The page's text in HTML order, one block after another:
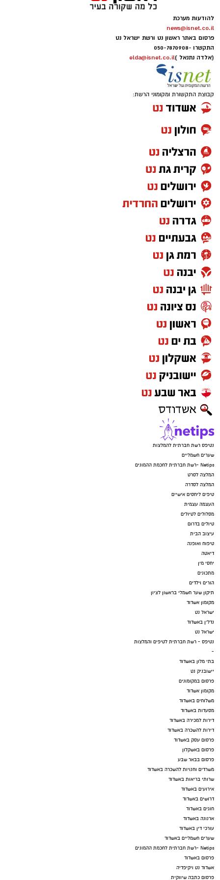
להודעות מערכת
news@isnet.co.il
פרסום באתר ראשון נט ורשת ישראל נט
התקשרו -050-7870908
(אלדה נתנאל )elda@isnet.co.il
קבוצת התקשורת ומקומוני הרשת:
נטיפס רשת חברתית להמלצות
שערים חשמליים
Netips -רשת חברתית לחכמת ההמונים
המלצה לסרט
המלצה לסדרה
טיפים ליחסים אישיים
העצמה עצמית
מסלולים לטיולים
טיולים בדרום
עיצוב הבית
טיפוח ואופנה
דיאטה
יחסי מין
מתכונים
הורים וילדים
תיקון שער חשמלי בראשון לציון
מקומון אשדוד
ישראל נט
נדל"ן באשדוד
ישראל נט
נטיפס - רשת חברתית לטיפים והמלצות
-
בתי מלון באשדוד
יישובניק נט
פרסום במקומונים
מקומון אשדוד
משלוחים באשדוד
מסעדות באשדוד
דירות למכירה באשדוד
דירות להשכרה באשדוד
פרסום עסק באשדוד
פרסום באשקלון
פרסום בבאר שבע
משרדים וחנויות להשכרה באשדוד
שרותי בריאות באשדוד
אירועים באשדוד
דרושים באשדוד
חוגים באשדוד
ארנונה באשדוד
עורכי דין באשדוד
שערים חשמליים באשדוד
Netips -רשת חברתית לחכמת ההמונים
פרסום באשדוד
אשדוד נט ויקיפדיה
פרסום כתבה שיווקית